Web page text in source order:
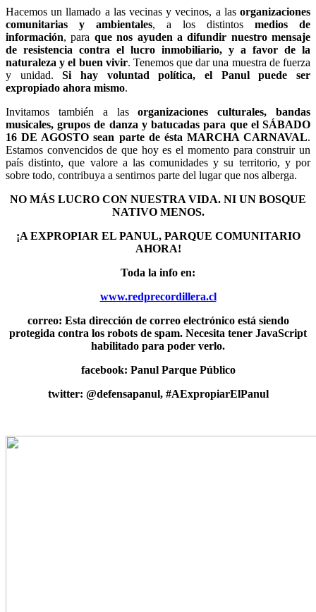
Hacemos un llamado a las vecinas y vecinos, a las organizaciones
comunitarias y ambientales, a los distintos medios de
información, para que nos ayuden a difundir nuestro mensaje
de resistencia contra el lucro inmobiliario, y a favor de la
naturaleza y el buen vivir. Tenemos que dar una muestra de fuerza
y unidad.Si hay voluntad política, el Panul puede ser
expropiado ahora mismo.
Invitamos también a lasorganizaciones culturales, bandas
musicales, grupos de danza y batucadas para que el SÁBADO
16 DE AGOSTO sean parte de ésta MARCHA CARNAVAL.
Estamos convencidos de que hoy es el momento para construir un
país distinto, que valore a las comunidades y su territorio, y por
sobre todo, contribuya a sentirnos parte del lugar que nos alberga.
NO MÁS LUCRO CON NUESTRA VIDA. NI UN BOSQUE
NATIVO MENOS.
¡A EXPROPIAR EL PANUL, PARQUE COMUNITARIO
AHORA!
Toda la info en:
www.redprecordillera.cl
correo: Esta dirección de correo electrónico está siendo
protegida contra los robots de spam. Necesita tener JavaScript
habilitado para poder verlo.
facebook: Panul Parque Público
twitter: @defensapanul, #AExpropiarElPanul